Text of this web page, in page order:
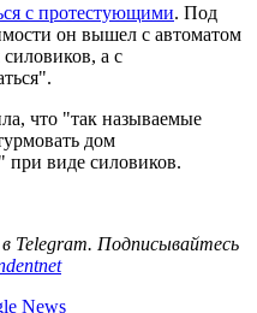
с протестующими. Под
он вышел с автоматом
а с
что "так называемые
дом
при виде силовиков.
в Telegram. Подписывайтесь
News